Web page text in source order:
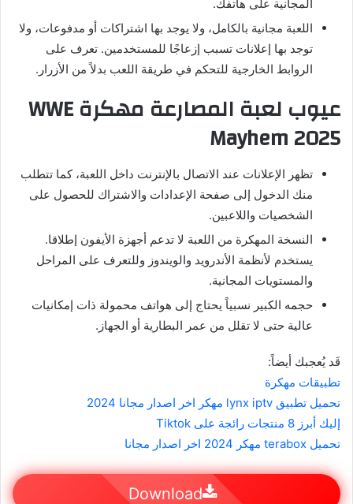
المجانية على هاتفك.
اللعبة مجانية بالكامل، ولا يوجد بها اشتراكات أو مدفوعات، ولا
توجد بها إعلانات تسبب إزعاجًا للمستخدمين. تعرف على
الروابط الخارجية للتحكم في طريقة اللعب بدلاً من الأزرار.
عيوب لعبة المصارعة مهكرة WWE
Mayhem 2025
تظهر الإعلانات عند الاتصال بالإنترنت داخل اللعبة، كما تتطلب
منك الدخول إلى صفحة الإعدادات والاشتراك للحصول على
الشخصيات واللاعبين.
النسخة المهكرة من اللعبة لا تدعم أجهزة الأيفون إطلاقا.
يستخدم لأنظمة الأندرويد والويندوز وللتعرف على المراحل
والمستويات المجانية.
حجمه الكبير نسبياً يحتاج إلى هواتف محمولة ذات إمكانيات
عالية حتى لا تقلل من عمر البطارية أو الجهاز.
قَد يُعجبك أيضاً:
تطبيقات مهكرة
تحميل تطبيق lynx iptv مهكر اخر اصدار مجانا 2024
إليك أبرز 8 منتجات رائجة على Tiktok
تحميل terabox مهكر 2024 اخر اصدار مجانا
Download